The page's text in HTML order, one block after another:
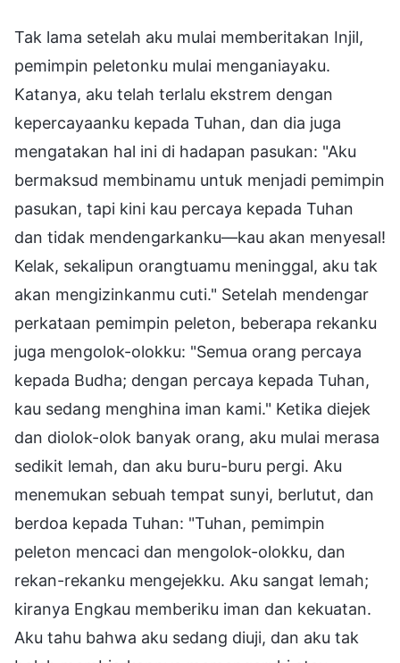
Tak lama setelah aku mulai memberitakan Injil,
pemimpin peletonku mulai menganiayaku.
Katanya, aku telah terlalu ekstrem dengan
kepercayaanku kepada Tuhan, dan dia juga
mengatakan hal ini di hadapan pasukan: "Aku
bermaksud membinamu untuk menjadi pemimpin
pasukan, tapi kini kau percaya kepada Tuhan
dan tidak mendengarkanku—kau akan menyesal!
Kelak, sekalipun orangtuamu meninggal, aku tak
akan mengizinkanmu cuti." Setelah mendengar
perkataan pemimpin peleton, beberapa rekanku
juga mengolok-olokku: "Semua orang percaya
kepada Budha; dengan percaya kepada Tuhan,
kau sedang menghina iman kami." Ketika diejek
dan diolok-olok banyak orang, aku mulai merasa
sedikit lemah, dan aku buru-buru pergi. Aku
menemukan sebuah tempat sunyi, berlutut, dan
berdoa kepada Tuhan: "Tuhan, pemimpin
peleton mencaci dan mengolok-olokku, dan
rekan-rekanku mengejekku. Aku sangat lemah;
kiranya Engkau memberiku iman dan kekuatan.
Aku tahu bahwa aku sedang diuji, dan aku tak